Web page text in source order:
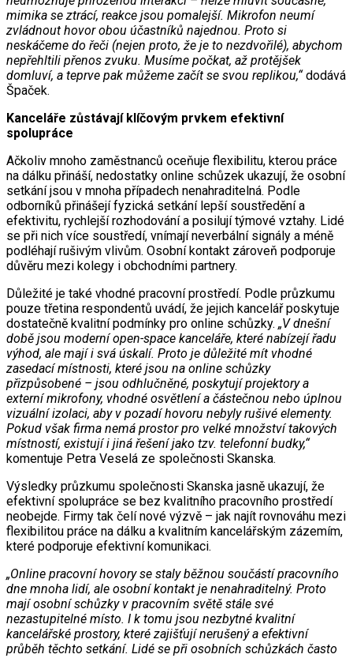
mimika se ztrácí, reakce jsou pomalejší. Mikrofon neumí
zvládnout hovor obou účastníků najednou. Proto si
neskáčeme do řeči (nejen proto, že je to nezdvořilé), abychom
nepřehltili přenos zvuku. Musíme počkat, až protějšek
domluví, a teprve pak můžeme začít se svou replikou,“dodává
Špaček.
Kanceláře zůstávají klíčovým prvkem efektivní
spolupráce
Ačkoliv mnoho zaměstnanců oceňuje flexibilitu, kterou práce
na dálku přináší, nedostatky online schůzek ukazují, že osobní
setkání jsou v mnoha případech nenahraditelná. Podle
odborníků přinášejí fyzická setkání lepší soustředění a
efektivitu, rychlejší rozhodování a posilují týmové vztahy. Lidé
se při nich více soustředí, vnímají neverbální signály a méně
podléhají rušivým vlivům. Osobní kontakt zároveň podporuje
důvěru mezi kolegy i obchodními partnery.
Důležité je také vhodné pracovní prostředí. Podle průzkumu
pouze třetina respondentů uvádí, že jejich kancelář poskytuje
dostatečně kvalitní podmínky pro online schůzky. „V dnešní
době jsou moderní open-space kanceláře, které nabízejí řadu
výhod, ale mají i svá úskalí. Proto je důležité mít vhodné
zasedací místnosti, které jsou na online schůzky
přizpůsobené – jsou odhlučněné, poskytují projektory a
externí mikrofony, vhodné osvětlení a částečnou nebo úplnou
vizuální izolaci, aby v pozadí hovoru nebyly rušivé elementy.
Pokud však firma nemá prostor pro velké množství takových
místností, existují i jiná řešení jako tzv. telefonní budky,“
komentuje Petra Veselá ze společnosti Skanska.
Výsledky průzkumu společnosti Skanska jasně ukazují, že
efektivní spolupráce se bez kvalitního pracovního prostředí
neobejde. Firmy tak čelí nové výzvě – jak najít rovnováhu mezi
flexibilitou práce na dálku a kvalitním kancelářským zázemím,
které podporuje efektivní komunikaci.
„Online pracovní hovory se staly běžnou součástí pracovního
dne mnoha lidí, ale osobní kontakt je nenahraditelný. Proto
mají osobní schůzky v pracovním světě stále své
nezastupitelné místo. I k tomu jsou nezbytné kvalitní
kancelářské prostory, které zajišťují nerušený a efektivní
průběh těchto setkání. Lidé se při osobních schůzkách často